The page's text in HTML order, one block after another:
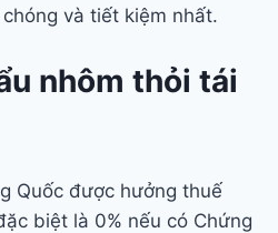
và tiết kiệm nhất.
nhôm thỏi tái
Quốc được hưởng thuế
biệt là 0% nếu có Chứng